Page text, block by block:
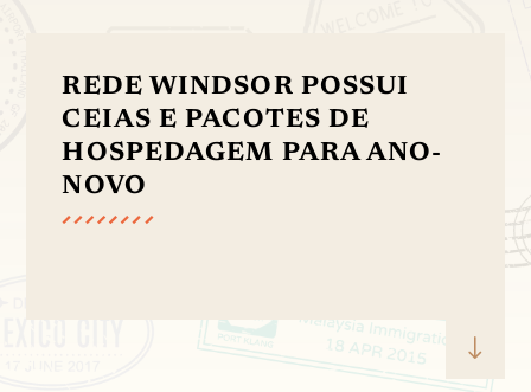
REDE WINDSOR POSSUI
CEIAS E PACOTES DE
HOSPEDAGEM PARA ANO-
NOVO
"